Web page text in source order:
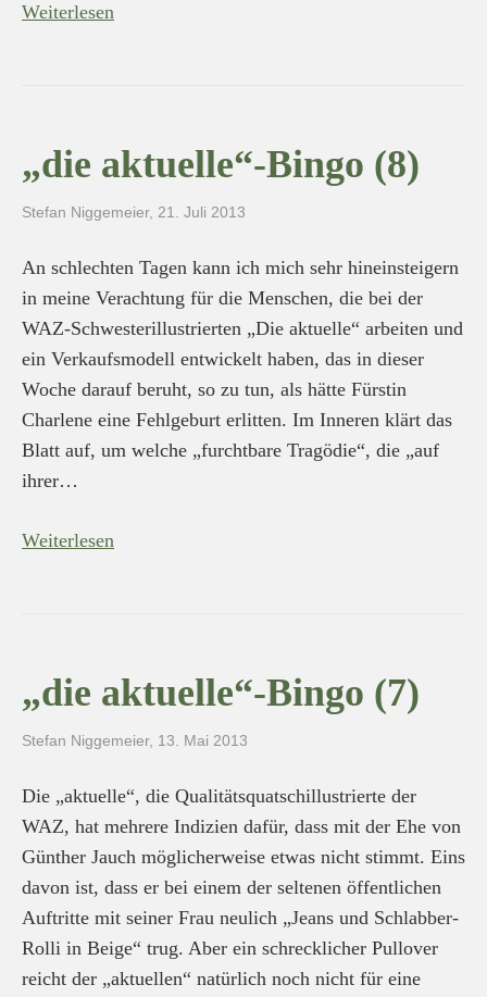
Weiterlesen
„die aktuelle“-Bingo (8)
Stefan Niggemeier, 21. Juli 2013
An schlechten Tagen kann ich mich sehr hineinsteigern
in meine Verachtung für die Menschen, die bei der
WAZ-Schwesterillustrierten „Die aktuelle“ arbeiten und
ein Verkaufsmodell entwickelt haben, das in dieser
Woche darauf beruht, so zu tun, als hätte Fürstin
Charlene eine Fehlgeburt erlitten. Im Inneren klärt das
Blatt auf, um welche „furchtbare Tragödie“, die „auf
ihrer…
Weiterlesen
„die aktuelle“-Bingo (7)
Stefan Niggemeier, 13. Mai 2013
Die „aktuelle“, die Qualitätsquatschillustrierte der
WAZ, hat mehrere Indizien dafür, dass mit der Ehe von
Günther Jauch möglicherweise etwas nicht stimmt. Eins
davon ist, dass er bei einem der seltenen öffentlichen
Auftritte mit seiner Frau neulich „Jeans und Schlabber-
Rolli in Beige“ trug. Aber ein schrecklicher Pullover
reicht der „aktuellen“ natürlich noch nicht für eine